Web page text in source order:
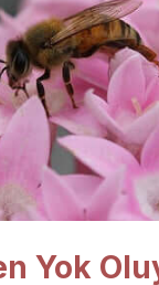
Yok